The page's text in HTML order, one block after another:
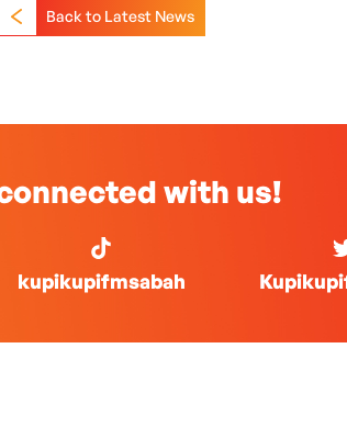
Back to Latest News
with us!
kupikupifmsabah